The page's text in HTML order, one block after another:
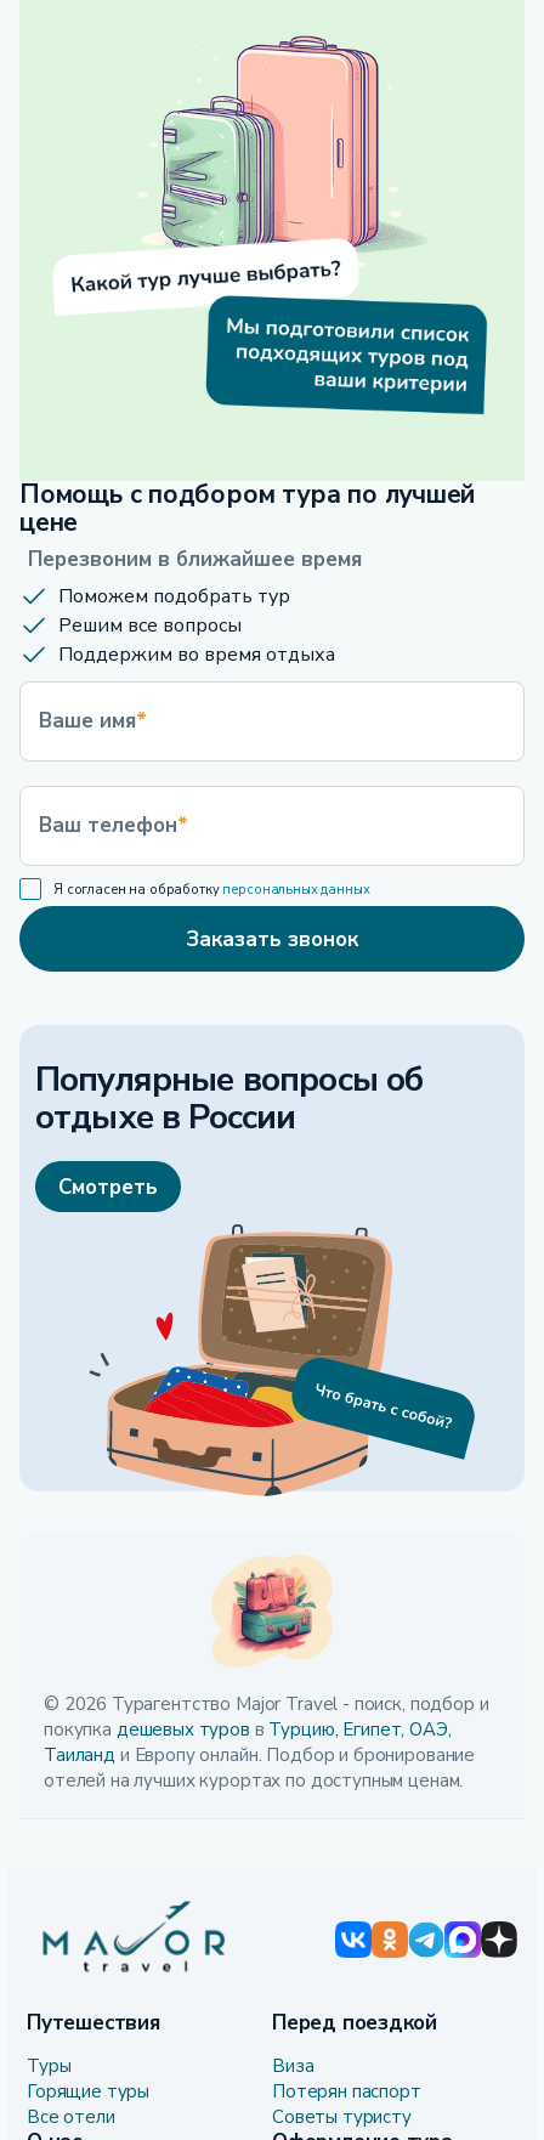
Помощь с подбором тура по лучшей
цене
Перезвоним в ближайшее время
Поможем подобрать тур
Решим все вопросы
Поддержим во время отдыха
Ваше имя*
Ваш телефон*
Я согласен на обработку персональных данных
Заказать звонок
Популярные вопросы об
отдыхе в России
Смотреть
© 2026 Турагентство Major Travel - поиск, подбор и
покупка дешевых туров в Турцию, Египет, ОАЭ,
Таиланд и Европу онлайн. Подбор и бронирование
отелей на лучших курортах по доступным ценам.
Путешествия
Туры
Горящие туры
Все отели
Перед поездкой
Виза
Потерян паспорт
Советы туристу